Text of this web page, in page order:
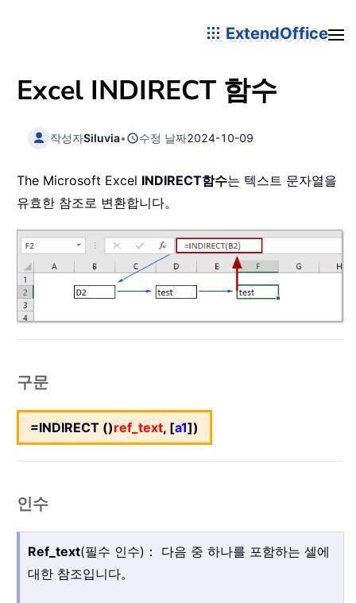
ExtendOffice
Excel INDIRECT 함수
작성자Siluvia• 수정 날짜2024-10-09
The Microsoft Excel INDIRECT함수는 텍스트 문자열을
유효한 참조로 변환합니다。
구문
=INDIRECT ()ref_text, [a1])
인수
Ref_text(필수 인수)： 다음 중 하나를 포함하는 셀에
대한 참조입니다。